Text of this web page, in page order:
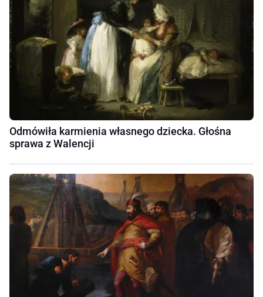
Odmówiła karmienia własnego dziecka. Głośna
sprawa z Walencji